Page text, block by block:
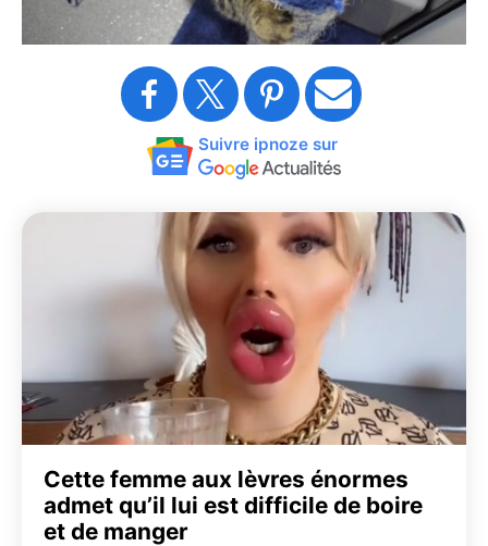
Suivre ipnoze sur
Cette femme aux lèvres énormes
admet qu’il lui est difficile de boire
et de manger